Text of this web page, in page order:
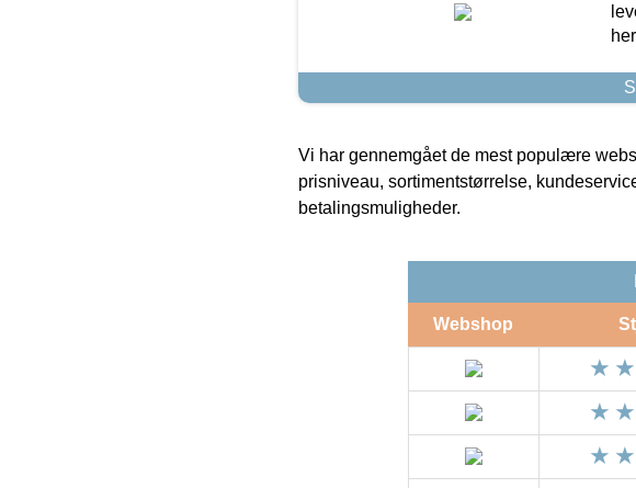
Vi har gennemgået de mest populære
prisniveau, sortimentstørrelse,
betalingsmuligheder.
Webshop